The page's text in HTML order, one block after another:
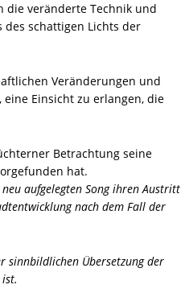
die veränderte Technik und
des schattigen Lichts der
Veränderungen und
Einsicht zu erlangen, die
Betrachtung seine
hat.
aufgelegten Song ihren Austritt
nach dem Fall der
sinnbildlichen Übersetzung der